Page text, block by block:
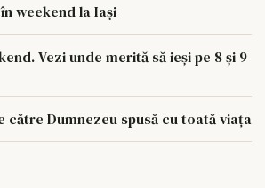
weekend la Iași
Vezi unde merită să ieși pe 8 și 9
către Dumnezeu spusă cu toată viața